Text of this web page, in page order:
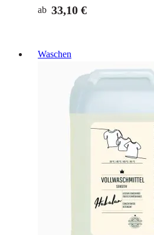
ab 33,10 €
Waschen